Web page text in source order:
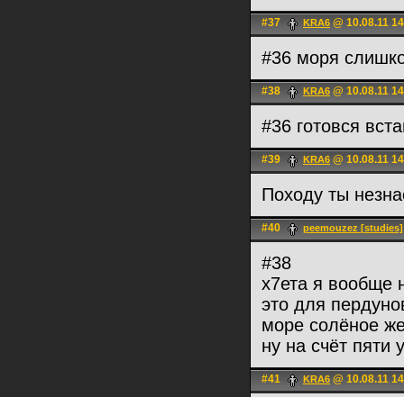
#37 KRA6 @ 10.08.11
#36 моря
#38 KRA6 @ 10.08.11
#36 готовся
#39 KRA6 @ 10.08.11
Походу ты
#40 peemouzez [studies]
#38
х7ета я вообще
это для
море солёное
ну на счёт пяти
#41 KRA6 @ 10.08.11